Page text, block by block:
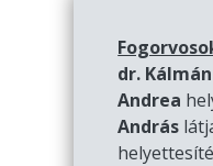
dr. Kálmán
Andrea
András